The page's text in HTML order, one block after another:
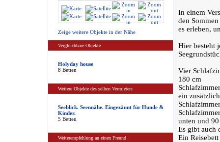
Zeige weitere Objekte in der Nähe
Vergleichbare Objekte
Holyday house
8 Betten
Weitere Objekte des selben Vermieters
Seeblick. Seennähe. Eingezäunt für Hunde &
Kinder.
5 Betten
Weiterempfehlung an einen Freund
In einem
den
es erleben,
Hier besteht
Vier
180 cm
ein
unten und
Es gibt auch
Ein